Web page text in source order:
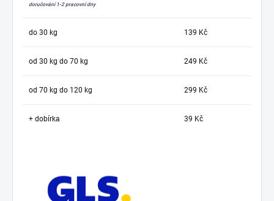
doručování 1-2 pracovní dny
do 30 kg 139 Kč
od 30 kg do 70 kg 249 Kč
od 70 kg do 120 kg 299 Kč
+ dobírka 39 Kč